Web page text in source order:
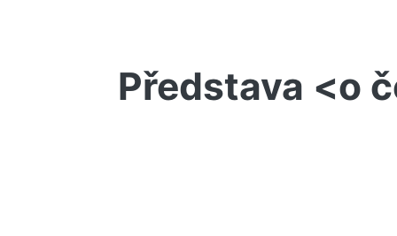
Představa <o